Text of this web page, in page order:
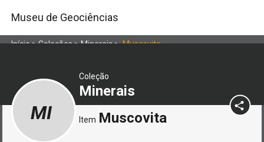
Museu de Geociências
Início>Coleções>Minerais>Muscovita
Coleção
Minerais
MI Item Muscovita